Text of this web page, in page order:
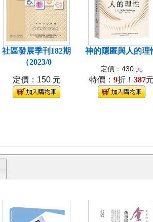
社區發展季刊182期
（2023/0
定價：150 元
神的隱匿與人的理
定價：430 元
特價： 9折！ 387元